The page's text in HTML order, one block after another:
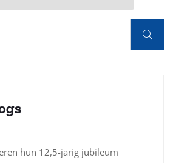
hun 12,5-jarig jubileum